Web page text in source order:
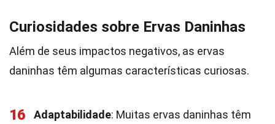
Curiosidades sobre Ervas Daninhas
Além de seus impactos negativos, as ervas
daninhas têm algumas características curiosas.
16 Adaptabilidade: Muitas ervas daninhas têm